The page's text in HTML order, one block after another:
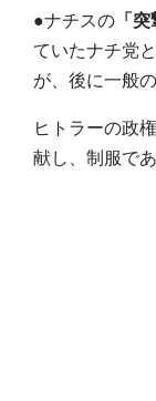
●ナチスの 「
ていたナチ党
が、後に一般
ヒトラーの政
献し、制服で